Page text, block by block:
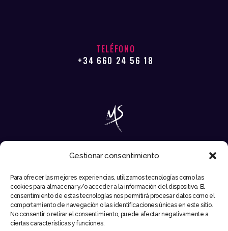
Gestionar consentimiento
Para ofrecer las mejores experiencias, utilizamos tecnologías como las
cookies para almacenar y/o acceder a la información del dispositivo. El
consentimiento de estas tecnologías nos permitirá procesar datos como el
comportamiento de navegación o las identificaciones únicas en este sitio.
No consentir o retirar el consentimiento, puede afectar negativamente a
ciertas características y funciones.
TELÉFONO
+34 660 24 56 18
EMAIL
INFO@MIKESYNTEC.COM